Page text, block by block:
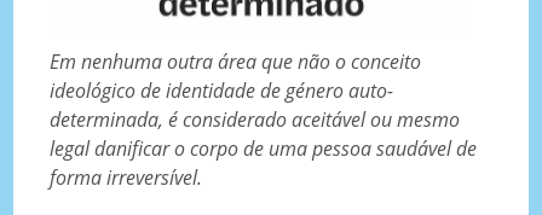
Em nenhuma outra área que não o conceito
ideológico de identidade de género auto-
determinada, é considerado aceitável ou mesmo
legal danificar o corpo de uma pessoa saudável de
forma irreversível.